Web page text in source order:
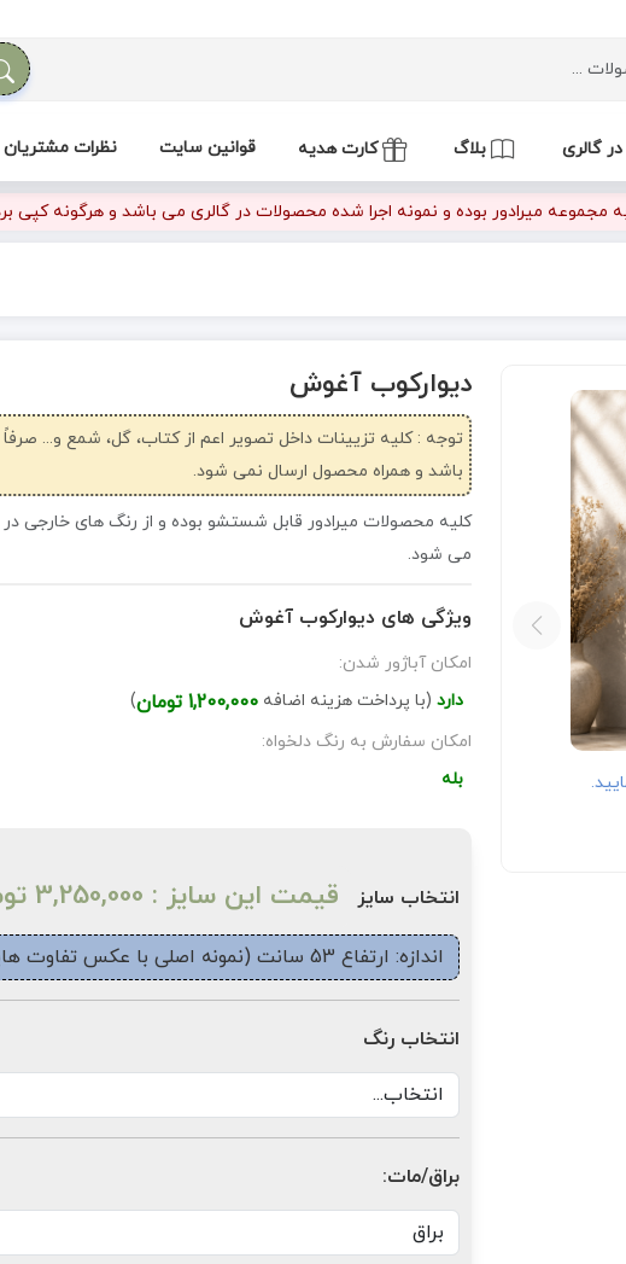
گالری بلاگ کارت هدیه قوانین سایت نظرات مشتریان
میرادور بوده و نمونه اجرا شده محصولات در گالری می باشد و هرگونه کپی
دیوارکوب آغوش
توجه : کلیه تزیینات داخل تصویر اعم از کتاب، گل، شمع و...
باشد و همراه محصول ارسال نمی شود.
کلیه محصولات میرادور قابل شستشو بوده و از رنگ های خارجی در
می شود.
ویژگی های دیوارکوب آغوش
امکان آباژور شدن:
دارد (با پرداخت هزینه اضافه 1,200,000 تومان
)
امکان سفارش به رنگ دلخواه:
بله
انتخاب سایز قیمت این سایز : 3,250,000 تومان
اندازه: ارتفاع 53 سانت (نمونه اصلی با عکس تفاوت هایی دارد)
انتخاب رنگ
براق/مات: